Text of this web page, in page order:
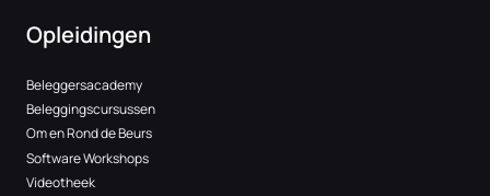
Opleidingen
Beleggersacademy
Beleggingscursussen
Om en Rond de Beurs
Software Workshops
Videotheek